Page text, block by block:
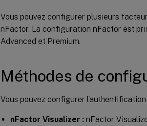
Vous pouvez configurer plusieurs
nFactor. La configuration nFactor est
Advanced et Premium.
Méthodes de
Vous pouvez configurer
nFactor Visualizer : nFactor